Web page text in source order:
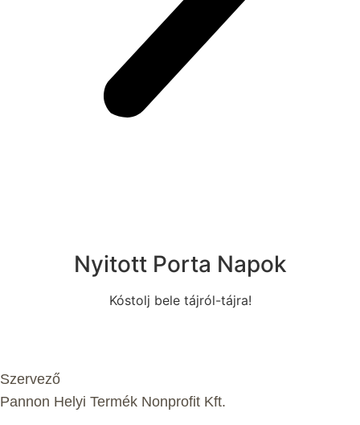
Nyitott Porta Napok
Kóstolj bele tájról-tájra!
Szervező
Pannon Helyi Termék Nonprofit Kft.